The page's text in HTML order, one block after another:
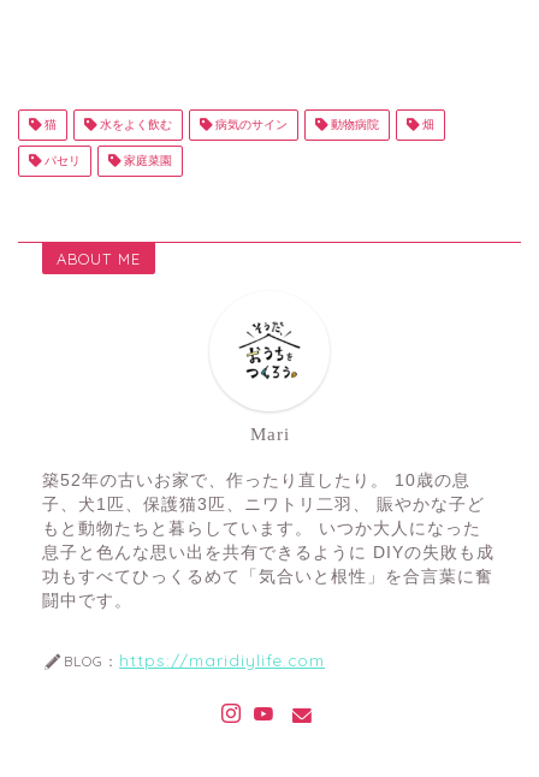
猫 水をよく飲む 病気のサイン 動物病院 畑
パセリ 家庭菜園
ABOUT ME
Mari
築52年の古いお家で、作ったり直したり。 10歳の息
子、犬1匹、保護猫3匹、ニワトリ二羽、 賑やかな子ど
もと動物たちと暮らしています。 いつか大人になった
息子と色んな思い出を共有できるように DIYの失敗も成
功もすべてひっくるめて「気合いと根性」を合言葉に奮
闘中です。
BLOG： https://maridiylife.com